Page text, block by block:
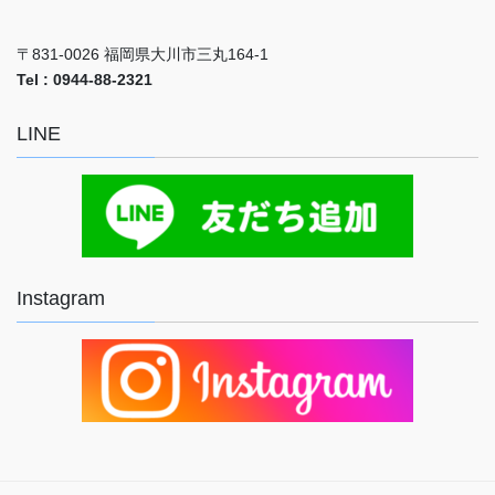
〒831-0026 福岡県大川市三丸164-1
Tel : 0944-88-2321
LINE
Instagram